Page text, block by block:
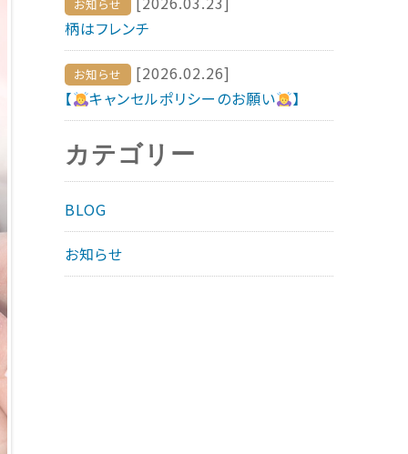
お知らせ
柄はフレンチ
お知らせ
[2026.02.26]
【
キャンセルポリシーのお願い 】
カテゴリー
BLOG
お知らせ